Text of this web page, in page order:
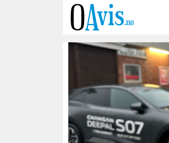
julehandel